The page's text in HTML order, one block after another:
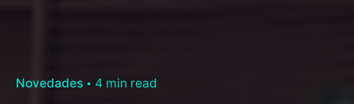
Novedades 4 min read